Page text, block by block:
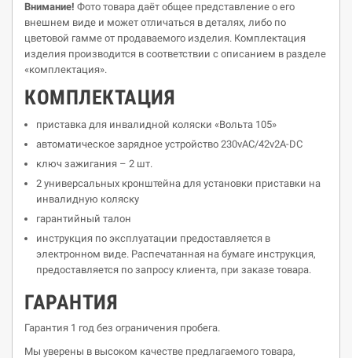
Внимание! Фото товара даёт общее представление о его
внешнем виде и может отличаться в деталях, либо по
цветовой гамме от продаваемого изделия. Комплектация
изделия производится в соответствии с описанием в разделе
«комплектация».
КOМПЛЕКТАЦИЯ
приставка для инвалидной коляски «Вольта 105»
автоматическое зарядное устройство 230vАС/42v2A-DC
ключ зажигания – 2 шт.
2 универсальных кронштейна для установки приставки на
инвалидную коляску
гарантийный талон
инструкция по эксплуатации предоставляется в
электронном виде. Распечатанная на бумаге инструкция,
предоставляется по запросу клиента, при заказе товара.
ГАРАНТИЯ
Гарантия 1 год без ограничения пробега.
Мы уверены в высоком качестве предлагаемого товара,